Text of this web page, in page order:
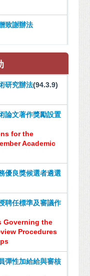
致謝辦法
研究辦法(94.3.9)
論文著作獎勵設置
for the
Academic
優良獎候選者遴選
聘任標準及審議作
Governing the
Procedures
彈性加給給與審核